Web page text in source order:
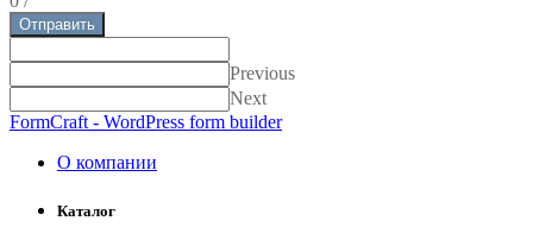
Отправить
Previous
Next
FormCraft - WordPress form builder
О компании
Каталог